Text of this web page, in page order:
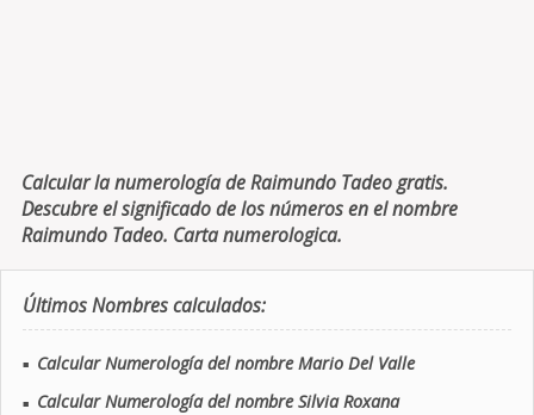
Calcular la numerología de Raimundo Tadeo gratis.
Descubre el significado de los números en el nombre
Raimundo Tadeo. Carta numerologica.
Últimos Nombres calculados:
■ Calcular Numerología del nombre Mario Del Valle
■ Calcular Numerología del nombre Silvia Roxana